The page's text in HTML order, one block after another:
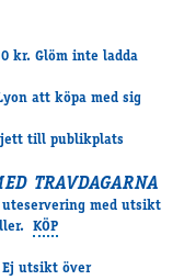
kr. Glöm inte ladda
att köpa med sig
till publikplats
TRAVDAGARNA
med utsikt
KÖP
utsikt över